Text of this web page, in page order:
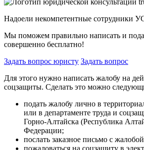
Надоели некомпетентные сотрудники
Мы поможем правильно написать и
совершенно бесплатно!
Задать вопрос юристу Задать вопрос
Для этого нужно написать жалобу на
соцзащиты. Сделать это можно
подать жалобу лично в
или в департаменте труда и
Горно-Алтайска (Республика
Федерации;
послать заказное письмо с
пожаловаться на соцзащиту в